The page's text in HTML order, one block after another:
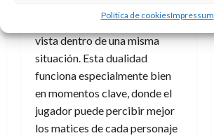
Política de cookiesImpressum
al ofrecer distintos puntos de
vista dentro de una misma
situación. Esta dualidad
funciona especialmente bien
en momentos clave, donde el
jugador puede percibir mejor
los matices de cada personaje